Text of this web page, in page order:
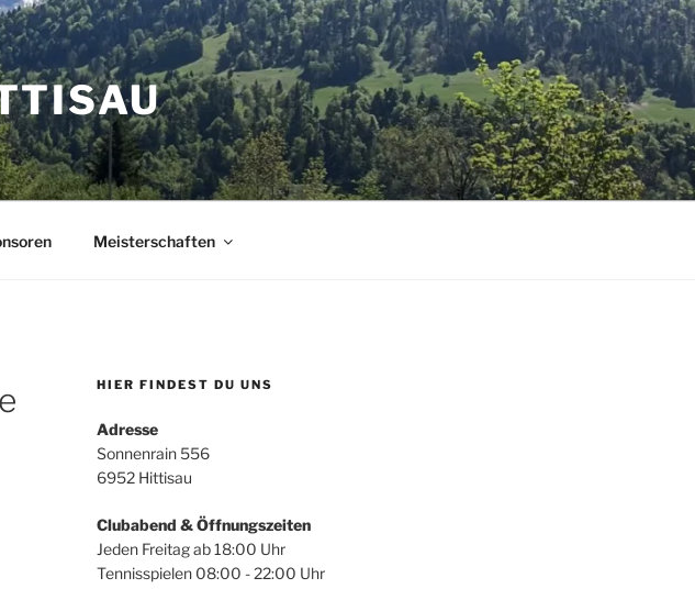
Meisterschaften
HIER FINDEST DU UNS
Adresse
Sonnenrain 556
6952 Hittisau
Clubabend & Öffnungszeiten
Jeden Freitag ab 18:00 Uhr
Tennisspielen 08:00 - 22:00 Uhr